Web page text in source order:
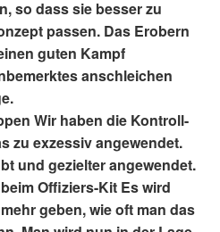
so dass sie besser zu
passen. Das Erobern
guten Kampf
anschleichen
Wir haben die Kontroll-
zu exzessiv angewendet.
und gezielter angewendet.
Offiziers-Kit Es wird
geben, wie oft man das